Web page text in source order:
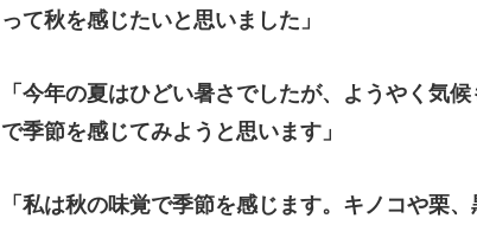
って秋を感じたいと思いました」
「今年の夏はひどい暑さでしたが、ようやく気
で季節を感じてみようと思います」
「私は秋の味覚で季節を感じます。キノコや栗